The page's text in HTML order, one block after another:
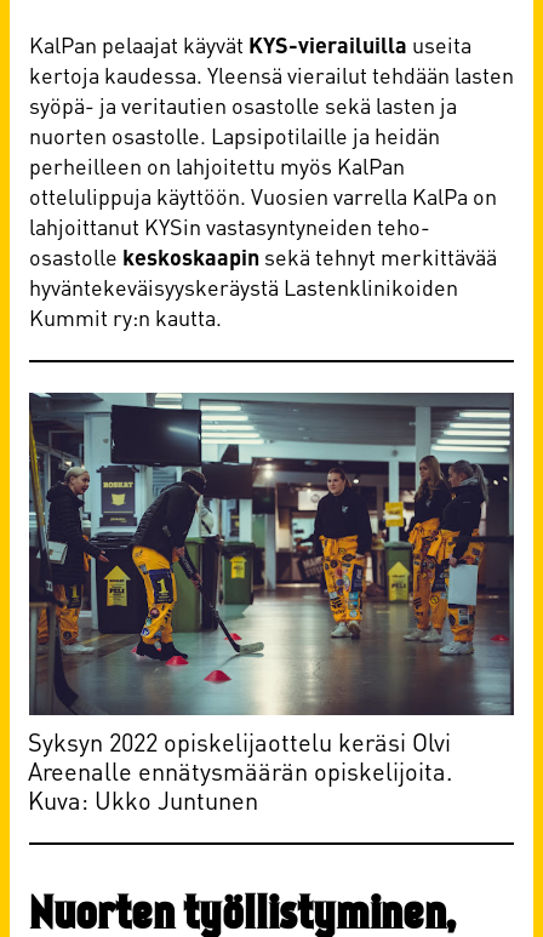
KalPan pelaajat käyvät KYS-vierailuilla useita
kertoja kaudessa. Yleensä vierailut tehdään lasten
syöpä- ja veritautien osastolle sekä lasten ja
nuorten osastolle. Lapsipotilaille ja heidän
perheilleen on lahjoitettu myös KalPan
ottelulippuja käyttöön. Vuosien varrella KalPa on
lahjoittanut KYSin vastasyntyneiden teho-
osastolle keskoskaapin sekä tehnyt merkittävää
hyväntekeväisyyskeräystä Lastenklinikoiden
Kummit ry:n kautta.
Syksyn 2022 opiskelijaottelu keräsi Olvi
Areenalle ennätysmäärän opiskelijoita.
Kuva: Ukko Juntunen
Nuorten työllistyminen,